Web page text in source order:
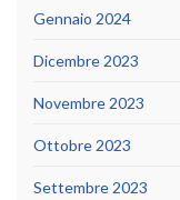
Gennaio 2024
Dicembre 2023
Novembre 2023
Ottobre 2023
Settembre 2023